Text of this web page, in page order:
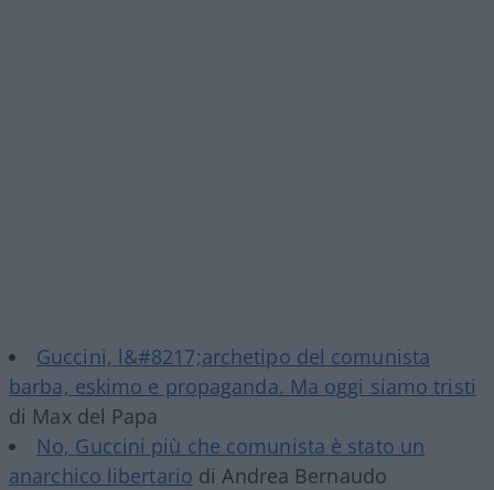
Guccini, l&#8217;archetipo del comunista
barba, eskimo e propaganda. Ma oggi siamo tristi
di Max del Papa
No, Guccini più che comunista è stato un
anarchico libertario di Andrea Bernaudo